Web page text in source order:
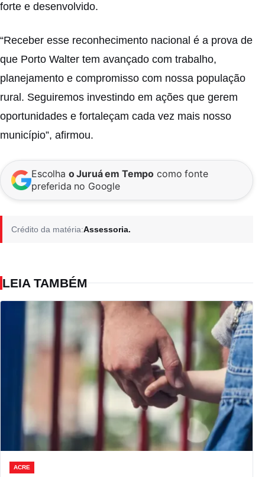
forte e desenvolvido.
“Receber esse reconhecimento nacional é a prova de
que Porto Walter tem avançado com trabalho,
planejamento e compromisso com nossa população
rural. Seguiremos investindo em ações que gerem
oportunidades e fortaleçam cada vez mais nosso
município”, afirmou.
Escolha o Juruá em Tempo como fonte
preferida no Google
Crédito da matéria:Assessoria.
LEIA TAMBÉM
ACRE